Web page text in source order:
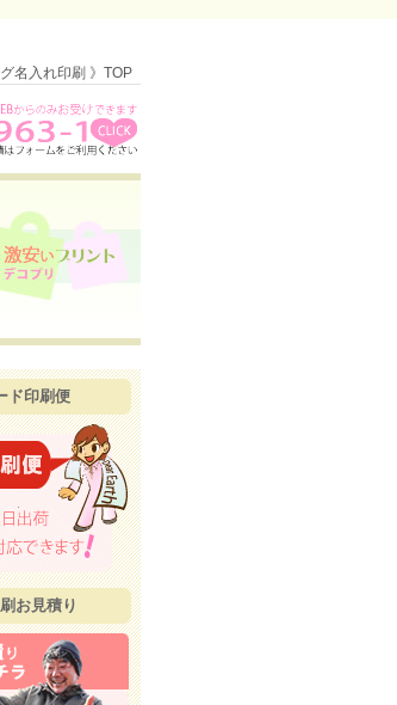
名入れ印刷 》TOP
ド印刷便
お見積り